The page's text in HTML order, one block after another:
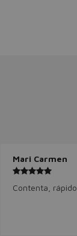
Mari Carmen
Contenta, rápido